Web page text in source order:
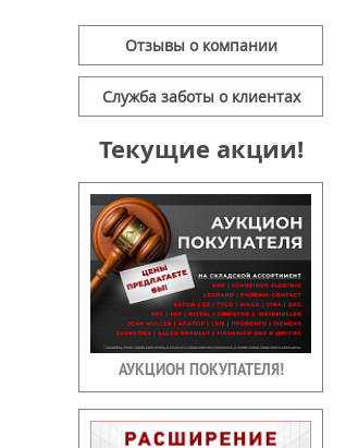
Отзывы о компании
Служба заботы о клиентах
Текущие акции!
АУКЦИОН ПОКУПАТЕЛЯ!